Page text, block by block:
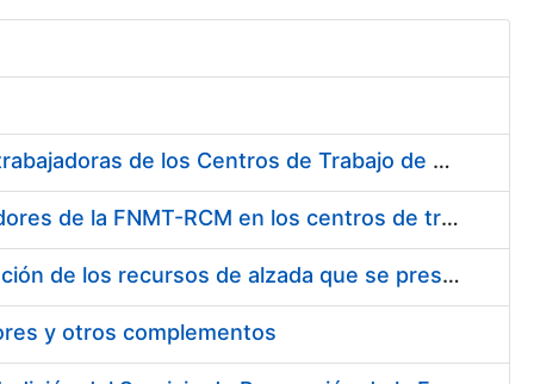
Suministro de Protectores Auditivos a medida para las personas trabajadoras de los Centros de Trabajo de Madrid y Burgos
Suministro de gafas graduadas antiproyecciones para los trabajadores de la FNMT-RCM en los centros de trabajo de Madrid y Burgos
Servicios de una empresa externa para el asesoramiento y resolución de los recursos de alzada que se presentan relacionados con procesos de selección para la FNMT-RCM
y otros complementos